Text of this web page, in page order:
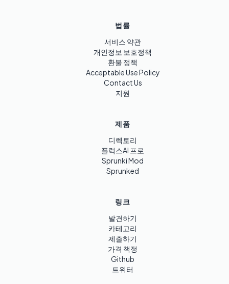
법률
서비스 약관
개인정보 보호정책
환불 정책
Acceptable Use Policy
Contact Us
지원
제품
디렉토리
플럭스AI 프로
Sprunki Mod
Sprunked
링크
발견하기
카테고리
제출하기
가격 책정
Github
트위터